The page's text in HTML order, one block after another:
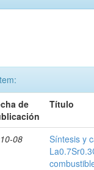
de
Título
08
Síntesis y